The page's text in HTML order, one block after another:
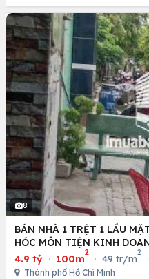
8
BÁN NHÀ 1 TRỆT 1 LẦU
HÓC MÔN TIỆN KINH
4.9 tỷ · 100m
2
· 49 tr/m
2
·
Thành phố Hồ Chí Minh